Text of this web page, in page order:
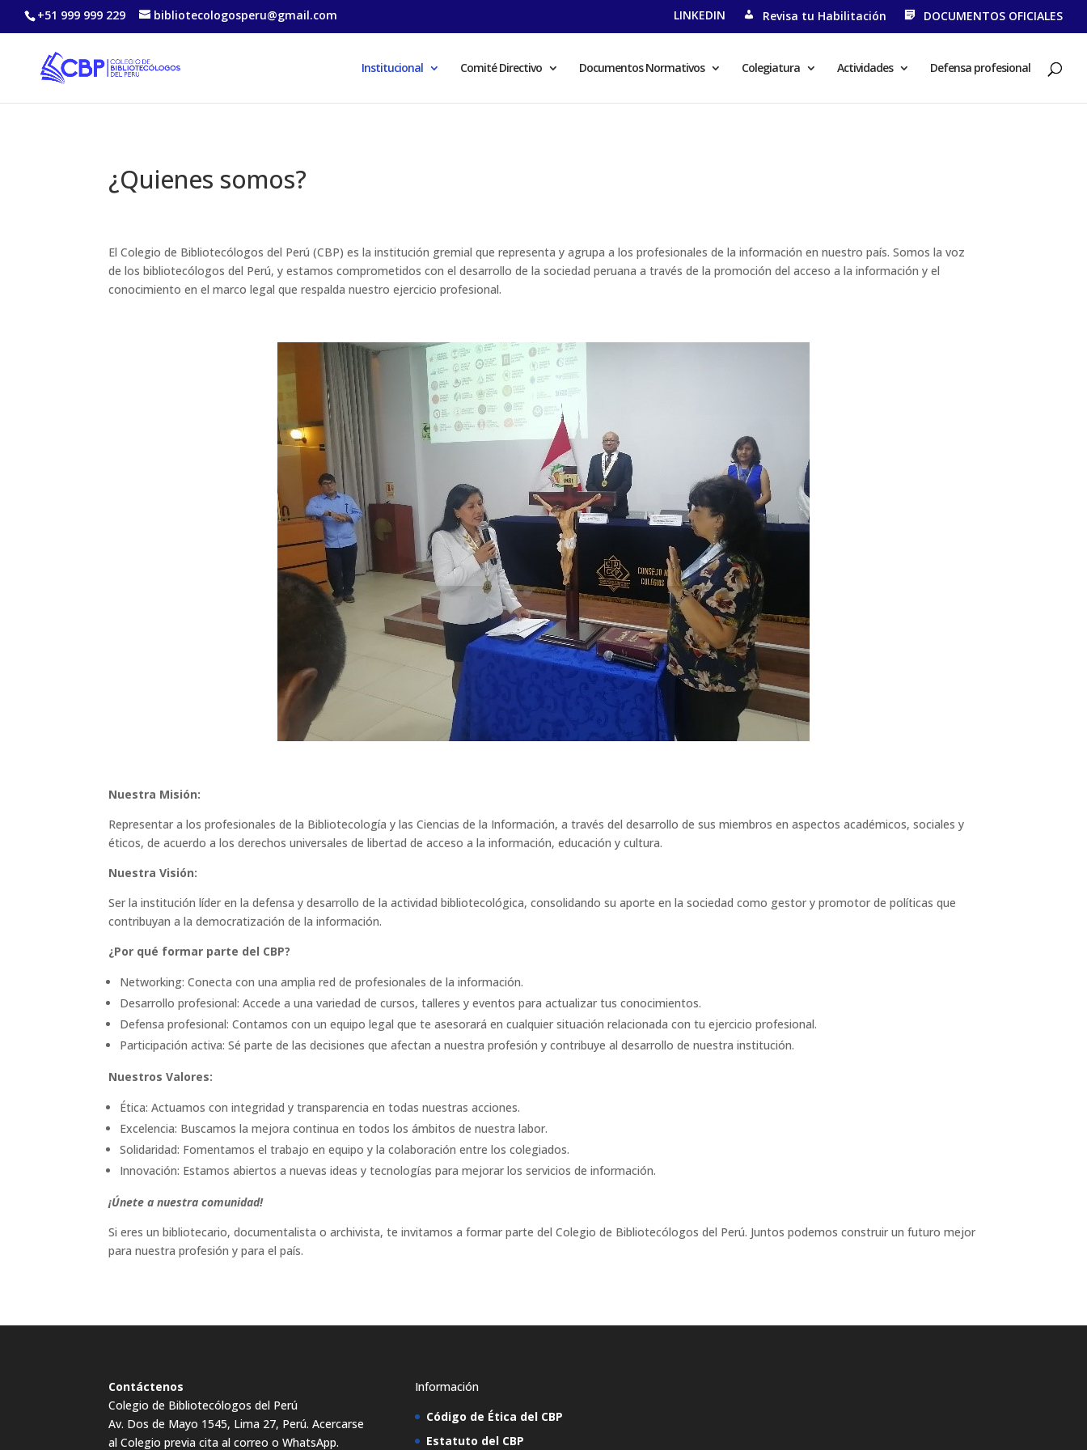
+51 999 999 229 bibliotecologosperu@gmail.com LINKEDIN Revisa tu Habilitación DOCUMENTOS OFICIALES
Institucional Comité Directivo Documentos Normativos Colegiatura Actividades Defensa profesional
¿Quienes somos?
El Colegio de Bibliotecólogos del Perú (CBP) es la institución gremial que representa y agrupa a los profesionales de la información en nuestro país. Somos la voz
de los bibliotecólogos del Perú, y estamos comprometidos con el desarrollo de la sociedad peruana a través de la promoción del acceso a la información y el
conocimiento en el marco legal que respalda nuestro ejercicio profesional.
Nuestra Misión:
Representar a los profesionales de la Bibliotecología y las Ciencias de la Información, a través del desarrollo de sus miembros en aspectos académicos, sociales y
éticos, de acuerdo a los derechos universales de libertad de acceso a la información, educación y cultura.
Nuestra Visión:
Ser la institución líder en la defensa y desarrollo de la actividad bibliotecológica, consolidando su aporte en la sociedad como gestor y promotor de políticas que
contribuyan a la democratización de la información.
¿Por qué formar parte del CBP?
Networking: Conecta con una amplia red de profesionales de la información.
Desarrollo profesional: Accede a una variedad de cursos, talleres y eventos para actualizar tus conocimientos.
Defensa profesional: Contamos con un equipo legal que te asesorará en cualquier situación relacionada con tu ejercicio profesional.
Participación activa: Sé parte de las decisiones que afectan a nuestra profesión y contribuye al desarrollo de nuestra institución.
Nuestros Valores:
Ética: Actuamos con integridad y transparencia en todas nuestras acciones.
Excelencia: Buscamos la mejora continua en todos los ámbitos de nuestra labor.
Solidaridad: Fomentamos el trabajo en equipo y la colaboración entre los colegiados.
Innovación: Estamos abiertos a nuevas ideas y tecnologías para mejorar los servicios de información.
¡Únete a nuestra comunidad!
Si eres un bibliotecario, documentalista o archivista, te invitamos a formar parte del Colegio de Bibliotecólogos del Perú. Juntos podemos construir un futuro mejor
para nuestra profesión y para el país.
Contáctenos
Colegio de Bibliotecólogos del Perú
Av. Dos de Mayo 1545, Lima 27, Perú. Acercarse
al Colegio previa cita al correo o WhatsApp.
Información
Código de Ética del CBP
Estatuto del CBP